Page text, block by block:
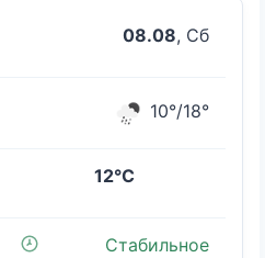
08.08, Сб
10°/18°
12°C
Стабильное